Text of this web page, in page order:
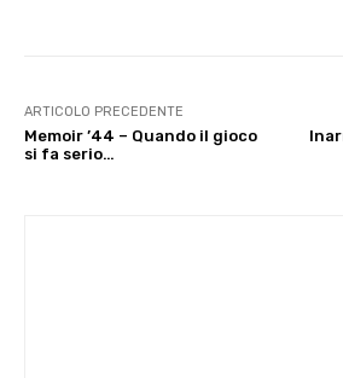
ARTICOLO PRECEDENTE
Memoir ’44 – Quando il gioco
si fa serio…